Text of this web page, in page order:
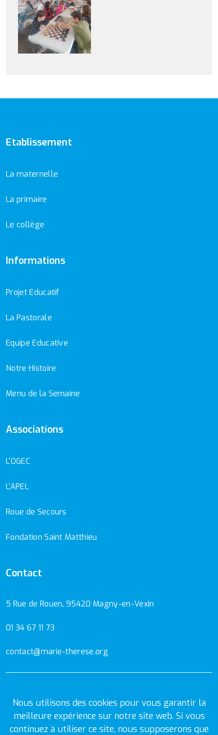
Nous utilisons des cookies pour vous garantir la
meilleure expérience sur notre site web. Si vous
continuez à utiliser ce site, nous supposerons que
Etablissement
La maternelle
La primaire
Le collège
Informations
Projet Educatif
La Pastorale
Equipe Educative
Notre Histoire
Menu de la Semaine
Associations
L'OGEC
L'APEL
Roue de Secours
Fondation Saint Matthieu
Contact
5 Rue de Rouen, 95420 Magny-en-Vexin
01 34 67 11 73
contact@marie-therese.org
Mentions Légales Politique de confidentialité